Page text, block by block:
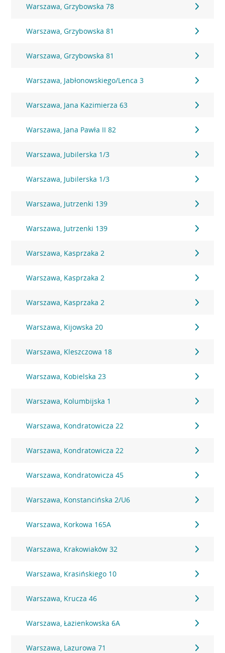
Warszawa, Grzybowska 78
Warszawa, Grzybowska 81
Warszawa, Grzybowska 81
Warszawa, Jabłonowskiego/Lenca 3
Warszawa, Jana Kazimierza 63
Warszawa, Jana Pawła II 82
Warszawa, Jubilerska 1/3
Warszawa, Jubilerska 1/3
Warszawa, Jutrzenki 139
Warszawa, Jutrzenki 139
Warszawa, Kasprzaka 2
Warszawa, Kasprzaka 2
Warszawa, Kasprzaka 2
Warszawa, Kijowska 20
Warszawa, Kleszczowa 18
Warszawa, Kobielska 23
Warszawa, Kolumbijska 1
Warszawa, Kondratowicza 22
Warszawa, Kondratowicza 22
Warszawa, Kondratowicza 45
Warszawa, Konstancińska 2/U6
Warszawa, Korkowa 165A
Warszawa, Krakowiaków 32
Warszawa, Krasińskiego 10
Warszawa, Krucza 46
Warszawa, Łazienkowska 6A
Warszawa, Lazurowa 71